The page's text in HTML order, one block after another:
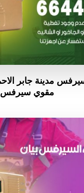
مقوي سيرفس 5g أصلي مضمون